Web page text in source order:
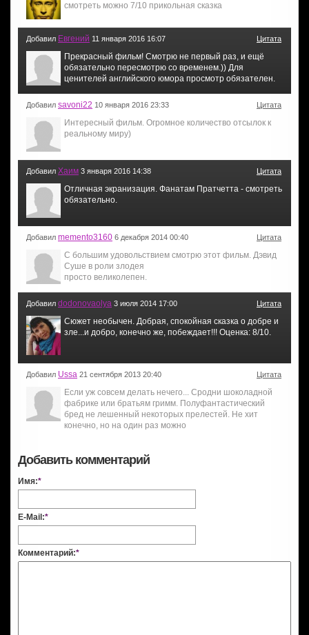
смотреть можно 7/10 прикольная сказка
Добавил Евгений 11 января 2016 16:07 Цитата
Прекрасный фильм! Смотрю не первый раз, и ещё
обязательно пересмотрю со временем.)) Для
ценителей английского юмора просмотр обязателен.
Добавил savoni22 10 января 2016 23:33 Цитата
Интересный фильм. Огромное количество отсылок к
реальному миру)
Добавил Хаим 3 января 2016 14:38 Цитата
Отличная экранизация. Фанатам Пратчетта - смотреть
обязательно.
Добавил memento3160 6 декабря 2014 00:40 Цитата
С большим удовольствием смотрю этот фильм. Дэвид
Суше в роли злодея
просто великолепен.
Добавил dodonovaolya 3 июля 2014 17:00 Цитата
Сюжет необычен. Добрая, спокойная сказка о добре и
зле...и добро, конечно же, побеждает!!! Оценка: 8/10.
Добавил Ussa 21 сентября 2013 20:40 Цитата
Если уж совсем делать нечего... Сродни шоколадной
фабрике или братьям гримм. Полуфантастический
бред не лешенный некоторых прелестей. Не хит
конечно, но на один раз можно
Добавить комментарий
Имя:*
E-Mail:*
Комментарий:*